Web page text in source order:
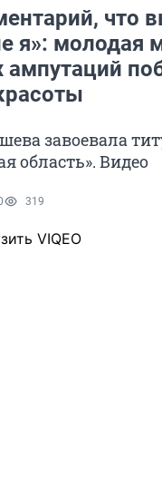
что
я»: молодая
ампутаций
завоевала
область». Видео
319
VIQEO